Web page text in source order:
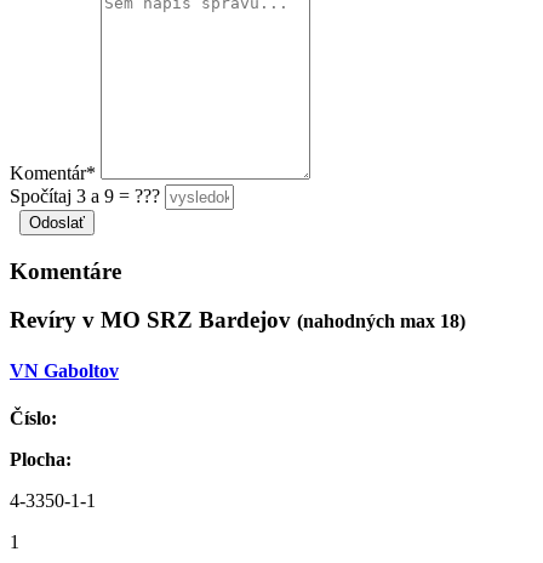
Komentár*
Spočítaj 3 a 9 = ???
Komentáre
Revíry v MO SRZ Bardejov (nahodných max 18)
VN Gaboltov
Číslo:
Plocha:
4-3350-1-1
1